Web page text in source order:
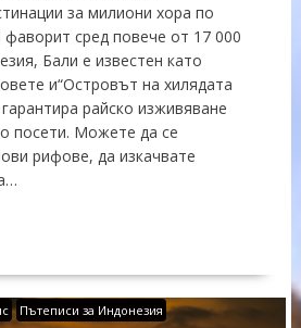
за милиони хора по
фаворит сред повече от 17 000
Бали е известен като
и“Островът на хилядата
райско изживяване
посети. Можете да се
рифове, да изкачвате
Пътеписи за Индонезия